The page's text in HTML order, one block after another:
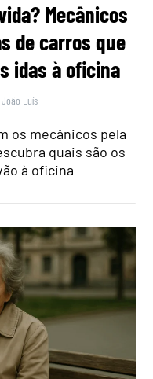
Mecânicos
de carros que
idas à oficina
João Luís
os mecânicos pela
quais são os
à oficina